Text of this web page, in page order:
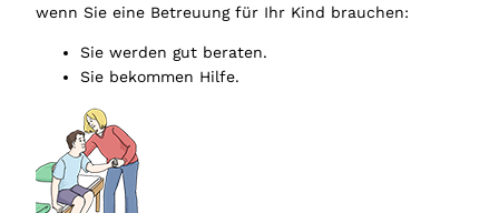
wenn Sie eine Betreuung für Ihr Kind brauchen:
Sie werden gut beraten.
Sie bekommen Hilfe.